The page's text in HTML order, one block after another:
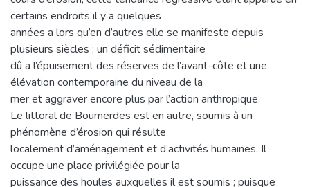
certains endroits il y a quelques
années a lors qu’en d’autres elle se manifeste depuis
plusieurs siècles ; un déficit sédimentaire
dû a l’épuisement des réserves de l’avant-côte et une
élévation contemporaine du niveau de la
mer et aggraver encore plus par l’action anthropique.
Le littoral de Boumerdes est en autre, soumis à un
phénomène d’érosion qui résulte
localement d’aménagement et d’activités humaines. Il
occupe une place privilégiée pour la
puissance des houles auxquelles il est soumis ; puisque